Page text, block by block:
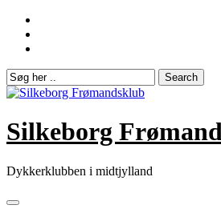
Skip
content
Silkeborg
Dykkerklubben i midtjylland